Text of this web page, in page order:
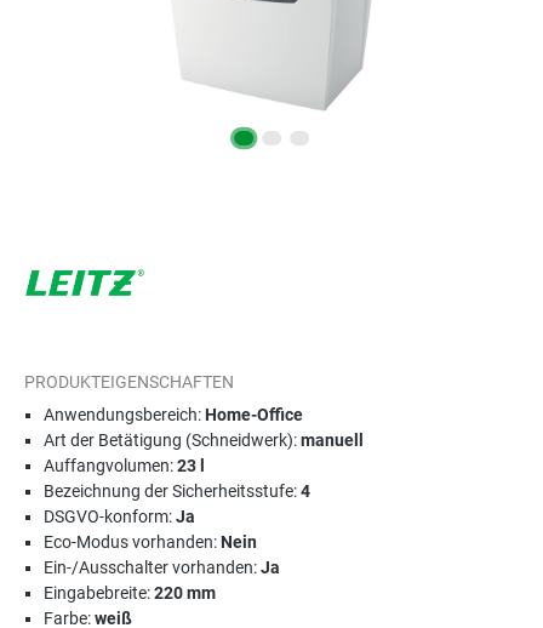
PRODUKTEIGENSCHAFTEN
Anwendungsbereich:Home-Office
Art der Betätigung (Schneidwerk):manuell
Auffangvolumen:23 l
Bezeichnung der Sicherheitsstufe:4
DSGVO-konform:Ja
Eco-Modus vorhanden:Nein
Ein-/Ausschalter vorhanden:Ja
Eingabebreite:220 mm
Farbe:weiß